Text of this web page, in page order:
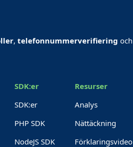
, telefonnummerverifiering och
SDK:er
SDK:er
PHP SDK
NodeJS SDK
Resurser
Analys
Nättäckning
Förklaringsvideo